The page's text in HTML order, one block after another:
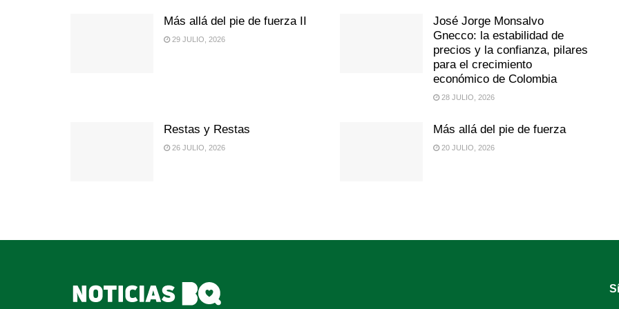
Más allá del pie de fuerza II
29 JULIO, 2026
José Jorge Monsalvo
Gnecco: la estabilidad de
precios y la confianza, pilares
para el crecimiento
económico de Colombia
28 JULIO, 2026
Restas y Restas
26 JULIO, 2026
Más allá del pie de fuerza
20 JULIO, 2026